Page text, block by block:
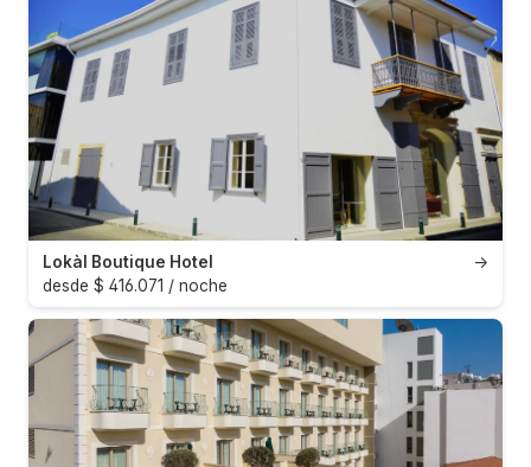
→
Lokàl Boutique Hotel
desde $ 416.071 / noche